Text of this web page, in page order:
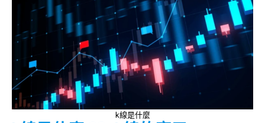
k線是什麼